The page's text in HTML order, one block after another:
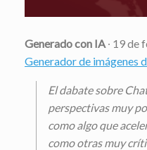
Generado con IA ∙ 19 de
Generador de imágenes
El dabate sobre
perspectivas muy
como algo que
como otras muy